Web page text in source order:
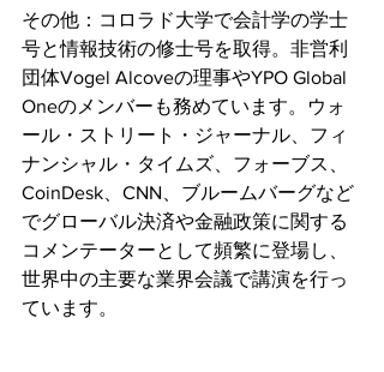
その他：コロラド大学で会計学の学士
号と情報技術の修士号を取得。非営利
団体Vogel Alcoveの理事やYPO Global
Oneのメンバーも務めています。ウォ
ール・ストリート・ジャーナル、フィ
ナンシャル・タイムズ、フォーブス、
CoinDesk、CNN、ブルームバーグなど
でグローバル決済や金融政策に関する
コメンテーターとして頻繁に登場し、
世界中の主要な業界会議で講演を行っ
ています。